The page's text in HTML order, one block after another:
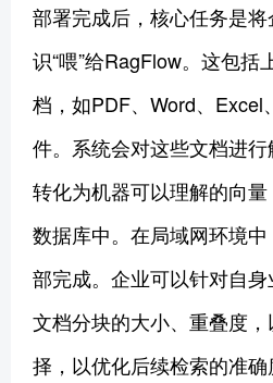
部署完成后，核心任务是
识“喂”给RagFlow。这包括
档，如PDF、Word、Excel
件。系统会对这些文档进
转化为机器可以理解的向
数据库中。在局域网环境
部完成。企业可以针对自
文档分块的大小、重叠度
择，以优化后续检索的准